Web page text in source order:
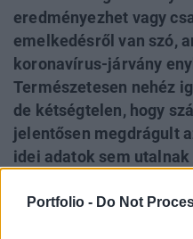
Portfolio - Do Not
eredményezhet vagy
emelkedésről van szó,
koronavírus-járvány
Természetesen nehéz
de kétségtelen, hogy
jelentősen megdrágult
idei adatok sem
valamivel marad el a